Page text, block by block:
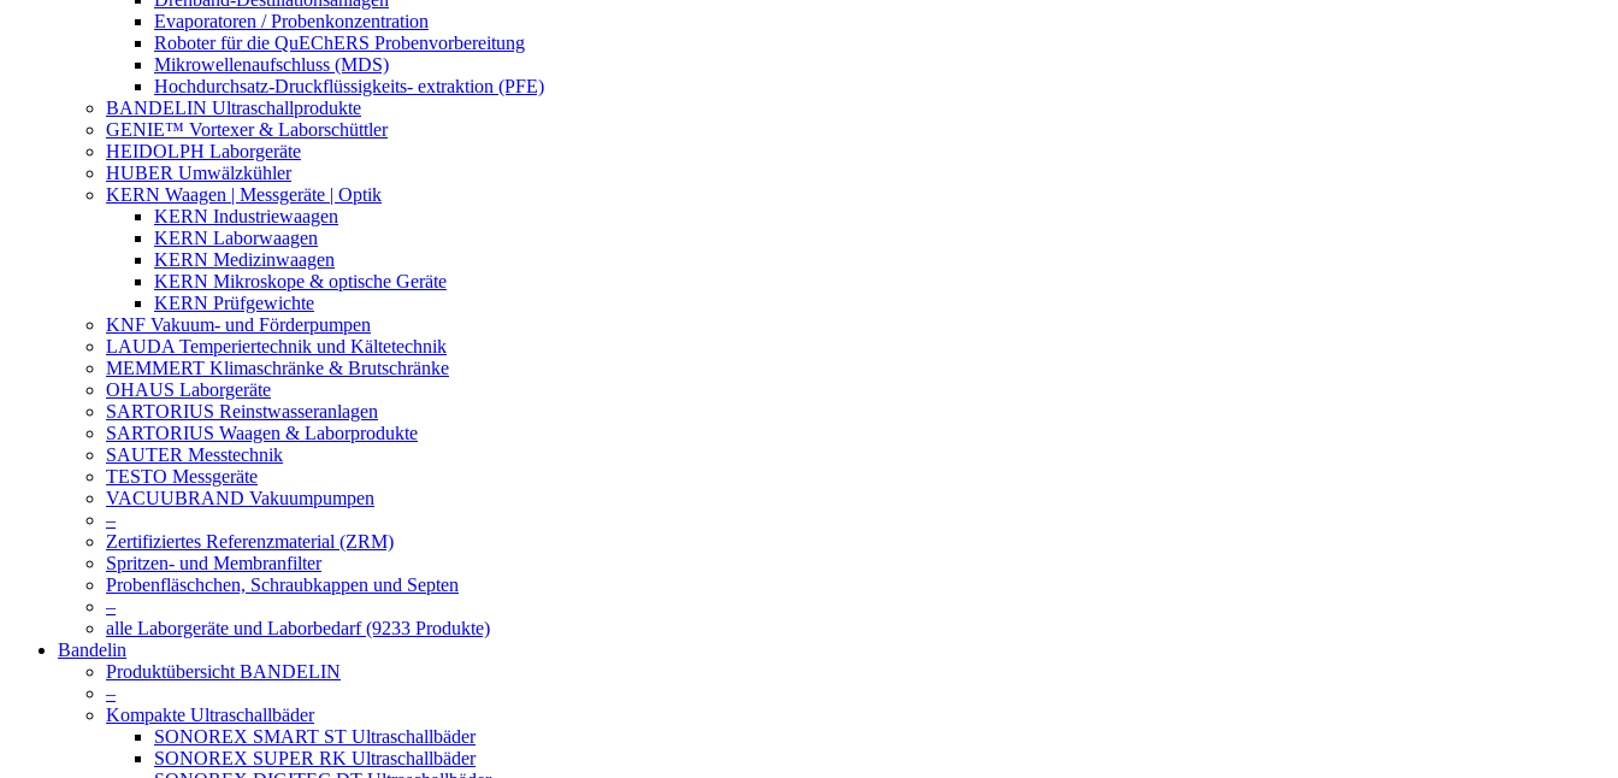
Evaporatoren / Probenkonzentration
Roboter für die QuEChERS Probenvorbereitung
Mikrowellenaufschluss (MDS)
Hochdurchsatz-Druckflüssigkeits- extraktion (PFE)
BANDELIN Ultraschallprodukte
GENIE™ Vortexer & Laborschüttler
HEIDOLPH Laborgeräte
HUBER Umwälzkühler
KERN Waagen | Messgeräte | Optik
KERN Industriewaagen
KERN Laborwaagen
KERN Medizinwaagen
KERN Mikroskope & optische Geräte
KERN Prüfgewichte
KNF Vakuum- und Förderpumpen
LAUDA Temperiertechnik und Kältetechnik
MEMMERT Klimaschränke & Brutschränke
OHAUS Laborgeräte
SARTORIUS Reinstwasseranlagen
SARTORIUS Waagen & Laborprodukte
SAUTER Messtechnik
TESTO Messgeräte
VACUUBRAND Vakuumpumpen
–
Zertifiziertes Referenzmaterial (ZRM)
Spritzen- und Membranfilter
Probenfläschchen, Schraubkappen und Septen
–
alle Laborgeräte und Laborbedarf (9233 Produkte)
Bandelin
Produktübersicht BANDELIN
–
Kompakte Ultraschallbäder
SONOREX SMART ST Ultraschallbäder
SONOREX SUPER RK Ultraschallbäder